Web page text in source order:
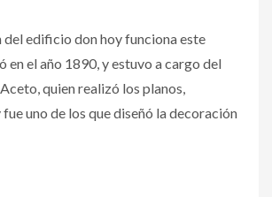
del edificio don hoy funciona este
en el año 1890, y estuvo a cargo del
quien realizó los planos,
uno de los que diseñó la decoración